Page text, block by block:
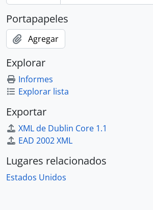
Portapapeles
Agregar
Explorar
Informes
Explorar lista
Exportar
XML de Dublin Core 1.1
EAD 2002 XML
Lugares relacionados
Estados Unidos